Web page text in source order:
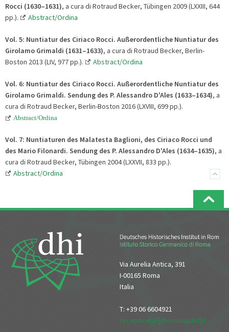
Rocci (1630–1631), a cura di Rotraud Becker, Tübingen 2009 (LXXIII, 644
pp.).
Abstract/Ordina
Vol. 5: Nuntiatur des Ciriaco Rocci. Außerordentliche Nuntiatur des
Girolamo Grimaldi (1631–1633), a cura di Rotraud Becker, Berlin-
Boston 2013 (LIV, 977 pp.).
Abstract/Ordina
Vol. 6: Nuntiatur des Ciriaco Rocci. Außerordentliche Nuntiatur des
Girolamo Grimaldi. Sendung des P. Alessandro D'Ales (1633–1634), a
cura di Rotraud Becker, Berlin-Boston 2016 (LXVIII, 699 pp.).
Abstract/Ordina
Vol. 7: Nuntiaturen des Malatesta Baglioni, des Ciriaco Rocci und
des Mario Filonardi. Sendung des P. Alessandro D'Ales (1634–1635), a
cura di Rotraud Becker, Tübingen 2004 (LXXVII, 833 pp.).
Abstract/Ordina
Via Aurelia Antica, 391
I-00165 Roma
Italia
T: +39 06 6604921
reception[at]dhi-roma[dot]it